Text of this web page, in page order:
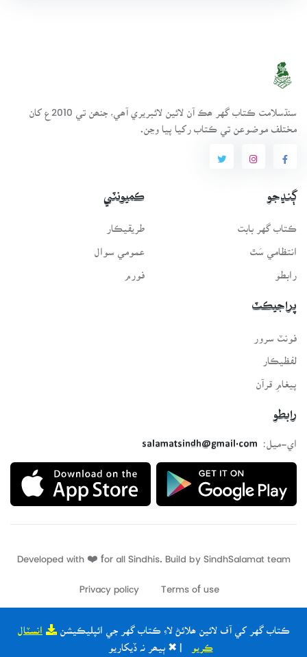
ڪتاب گهر کي آف لائين ھلائڻ لاءِ ڪتاب گهر جي ائپليڪيشن انسٽال
| ✖ ٻيھر نہ ڏيکاريو
سنڌسلامت ڪتاب گهر ھڪ آن لائين لائبريري آھي، جنھن تي 2010ع کان
مختلف موضوعن تي ڪتاب رکيا پيا وڃن.
ڳنڍجو
ڪتاب گهر بابت
انتظامي سَٿ
رابطو
ڪميونٽي
طريقيڪار
عمومي سوال
پراجيڪٽ
فونٽ سرور
لفظيڪار
پيغامِ قرآن
رابطو
اي-ميل:
salamatsindh@gmail.com
Developed with ❤️ for all Sindhis. Build by SindhSalamat
Terms of use
Privacy policy